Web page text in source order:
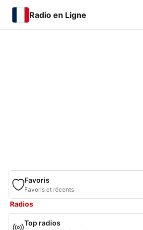
Radio en Ligne
Favoris
Favoris et récents
Radios
Top radios